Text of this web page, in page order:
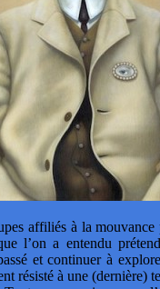
affiliés à la
l’on a entendu
et continuer à
résisté à une (dernière)